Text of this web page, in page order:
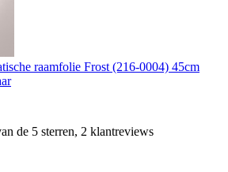
raamfolie Frost (216-0004) 45cm
de 5 sterren, 2 klantreviews